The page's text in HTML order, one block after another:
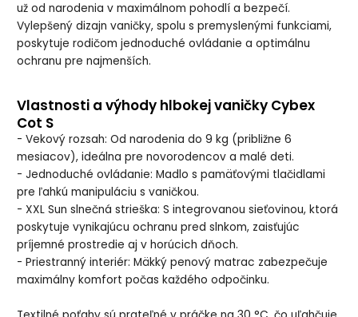
už od narodenia v maximálnom pohodlí a bezpečí.
Vylepšený dizajn vaničky, spolu s premyslenými funkciami,
poskytuje rodičom jednoduché ovládanie a optimálnu
ochranu pre najmenších.
Vlastnosti a výhody hlbokej vaničky Cybex
Cot S
- Vekový rozsah: Od narodenia do 9 kg (približne 6
mesiacov), ideálna pre novorodencov a malé deti.
- Jednoduché ovládanie: Madlo s pamäťovými tlačidlami
pre ľahkú manipuláciu s vaničkou.
- XXL Sun slnečná strieška: S integrovanou sieťovinou, ktorá
poskytuje vynikajúcu ochranu pred slnkom, zaisťujúc
príjemné prostredie aj v horúcich dňoch.
- Priestranný interiér: Mäkký penový matrac zabezpečuje
maximálny komfort počas každého odpočinku.